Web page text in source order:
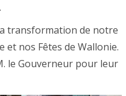
transformation de notre
et nos Fêtes de Wallonie.
le Gouverneur pour leur